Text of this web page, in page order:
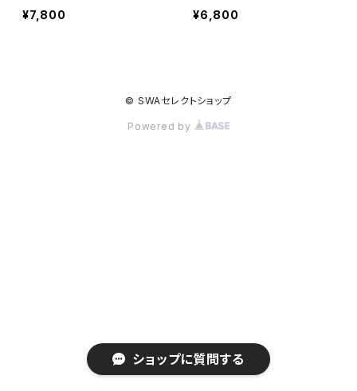
0ml
¥7,800
¥6,800
© SWAセレクトショップ
Powered by
ショップに質問する